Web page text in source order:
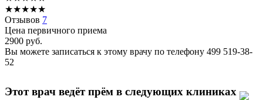
★★★★★
Отзывов 7
Цена первичного приема
2900 руб.
Вы можете записаться к этому врачу по телефону 499 519-38-
52
Этот врач ведёт прём в следующих клиниках